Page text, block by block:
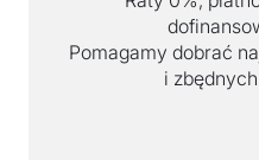
Pomagamy dobrać
i